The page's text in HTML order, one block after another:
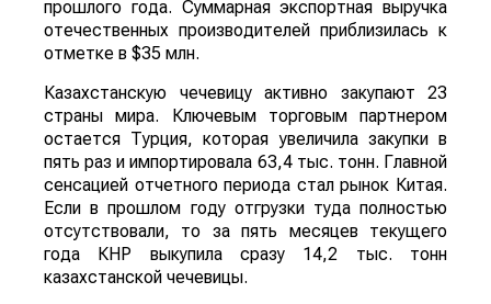
прошлого года. Суммарная экспортная выручка
отечественных производителей приблизилась к
отметке в $35 млн.
Казахстанскую чечевицу активно закупают 23
страны мира. Ключевым торговым партнером
остается Турция, которая увеличила закупки в
пять раз и импортировала 63,4 тыс. тонн. Главной
сенсацией отчетного периода стал рынок Китая.
Если в прошлом году отгрузки туда полностью
отсутствовали, то за пять месяцев текущего
года КНР выкупила сразу 14,2 тыс. тонн
казахстанской чечевицы.